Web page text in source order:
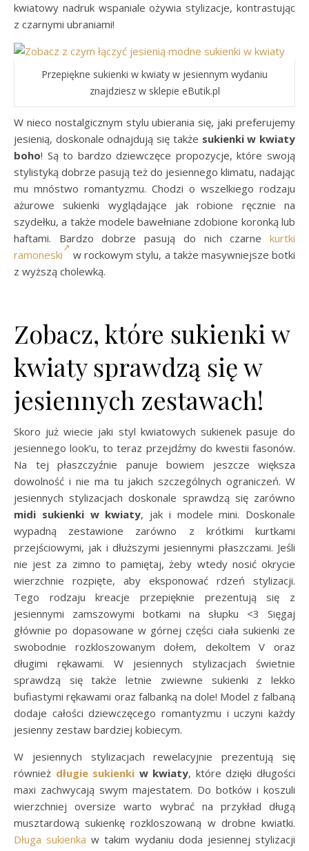
kwiatowy nadruk wspaniale ożywia stylizacje, kontrastując
z czarnymi ubraniami!
Przepiękne sukienki w kwiaty w jesiennym wydaniu
znajdziesz w sklepie eButik.pl
W nieco nostalgicznym stylu ubierania się, jaki preferujemy
jesienią, doskonale odnajdują się także sukienki w kwiaty
boho! Są to bardzo dziewczęce propozycje, które swoją
stylistyką dobrze pasują też do jesiennego klimatu, nadając
mu mnóstwo romantyzmu. Chodzi o wszelkiego rodzaju
ażurowe sukienki wyglądające jak robione ręcznie na
szydełku, a także modele bawełniane zdobione koronką lub
haftami. Bardzo dobrze pasują do nich czarne kurtki
ramoneski
w rockowym stylu, a także masywniejsze botki
z wyższą cholewką.
Zobacz, które sukienki w
kwiaty sprawdzą się w
jesiennych zestawach!
Skoro już wiecie jaki styl kwiatowych sukienek pasuje do
jesiennego look’u, to teraz przejdźmy do kwestii fasonów.
Na tej płaszczyźnie panuje bowiem jeszcze większa
dowolność i nie ma tu jakich szczególnych ograniczeń. W
jesiennych stylizacjach doskonale sprawdzą się zarówno
midi sukienki w kwiaty, jak i modele mini. Doskonale
wypadną zestawione zarówno z krótkimi kurtkami
przejściowymi, jak i dłuższymi jesiennymi płaszczami. Jeśli
nie jest za zimno to pamiętaj, żeby wtedy nosić okrycie
wierzchnie rozpięte, aby eksponować rdzeń stylizacji.
Tego rodzaju kreacje przepięknie prezentują się z
jesiennymi zamszowymi botkami na słupku <3 Sięgaj
głównie po dopasowane w górnej części ciała sukienki ze
swobodnie rozkloszowanym dołem, dekoltem V oraz
długimi rękawami. W jesiennych stylizacjach świetnie
sprawdzą się także letnie zwiewne sukienki z lekko
bufiastymi rękawami oraz falbanką na dole! Model z falbaną
dodaje całości dziewczęcego romantyzmu i uczyni każdy
jesienny zestaw bardziej kobiecym.
W jesiennych stylizacjach rewelacyjnie prezentują się
również długie sukienki w kwiaty, które dzięki długości
maxi zachwycają swym majestatem. Do botków i koszuli
wierzchniej oversize warto wybrać na przykład długą
musztardową sukienkę rozkloszowaną w drobne kwiatki.
Długa sukienka w takim wydaniu doda jesiennej stylizacji